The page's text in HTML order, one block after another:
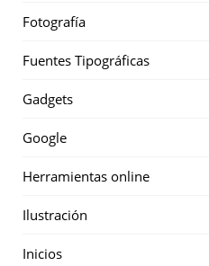
Fotografía
Fuentes Tipográficas
Gadgets
Google
Herramientas online
Ilustración
Inicios